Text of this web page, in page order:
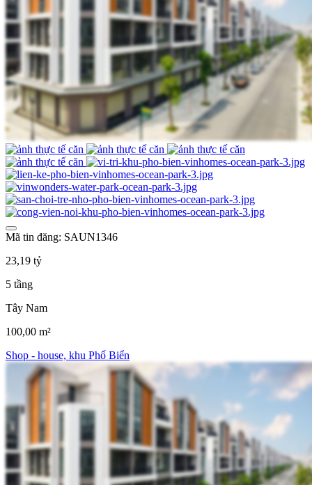
Mã tin đăng: SAUN1346
23,19 tỷ
5 tầng
Tây Nam
100,00 m²
Shop - house, khu Phố Biển